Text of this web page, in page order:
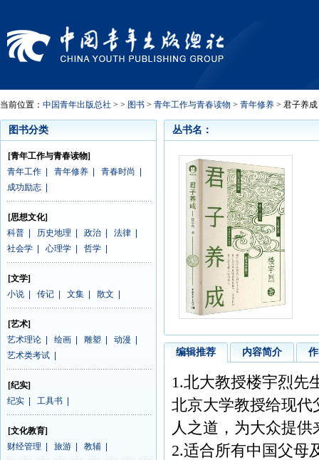
当前位置： 中国青年出版总社 > > 图书 > 青年工作与青春读物 > 青年修养 > 君子养成
图书分类
[青年工作与青春读物]
青年工作
青年修养 青春时尚
成功励志
[思想文化]
科普
历史地理 政治 法律
社会学
心理学 哲学
[文学]
小说
传记 文集 散文
[艺术]
艺术理论
绘画 雕塑 动漫
艺术类考试
[纪实]
纪实
工具书
[文化教育]
财经管理
旅游 教辅
丛书名：
编辑推荐 内容简介
1.北大教授楼宇烈先
北京大学教授给现代
人之道，为大众提
2.适合所有中国父母